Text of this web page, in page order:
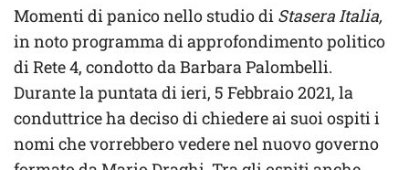
Momenti di panico nello studio di Stasera Italia,
in noto programma di approfondimento politico
di Rete 4, condotto da Barbara Palombelli.
Durante la puntata di ieri, 5 Febbraio 2021, la
conduttrice ha deciso di chiedere ai suoi ospiti i
nomi che vorrebbero vedere nel nuovo governo